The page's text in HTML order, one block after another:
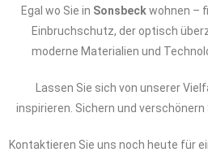
Egal wo Sie in Sonsbeckwohnen –
Einbruchschutz, der optisch
moderne Materialien und
Lassen Sie sich von unserer
inspirieren. Sichern und
Kontaktieren Sie uns noch heute für